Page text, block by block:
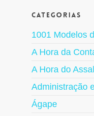
Categorias
1001 Modelos
A Hora da
A Hora do
Administração
Ágape